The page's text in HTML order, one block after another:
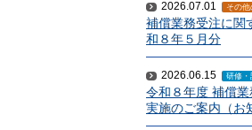
2026.07.01 その他
補償業務受注に関
和８年５月分
2026.06.15 研修・
令和８年度 補償
実施のご案内（お